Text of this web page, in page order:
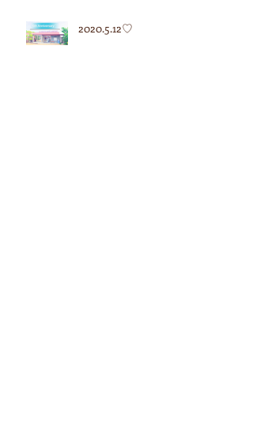
2020.5.12♡